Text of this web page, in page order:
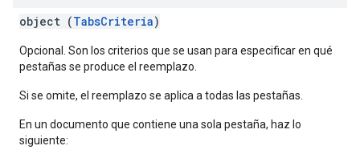
object (TabsCriteria)
Opcional. Son los criterios que se usan para especificar en qué
pestañas se produce el reemplazo.
Si se omite, el reemplazo se aplica a todas las pestañas.
En un documento que contiene una sola pestaña, haz lo
siguiente: